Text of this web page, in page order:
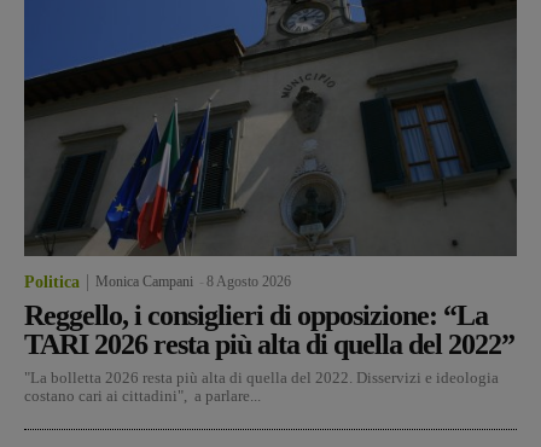
Politica Monica Campani 8 Agosto 2026
Reggello, i consiglieri di opposizione: “La
TARI 2026 resta più alta di quella del 2022”
"La bolletta 2026 resta più alta di quella del 2022. Disservizi e ideologia
costano cari ai cittadini", a parlare...